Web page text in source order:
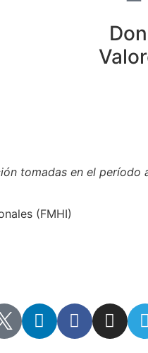
tomadas en el período
(FMHI)